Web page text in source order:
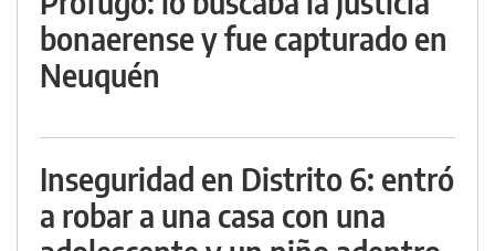
bonaerense y fue capturado en
Neuquén
Inseguridad en Distrito 6: entró
a robar a una casa con una